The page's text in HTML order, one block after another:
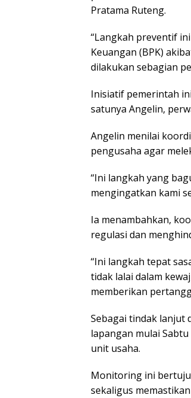
Pratama Ruteng.
“Langkah preventif
Keuangan (BPK)
dilakukan sebagian
Inisiatif pemerintah
satunya Angelin,
Angelin menilai
pengusaha agar
“Ini langkah yang
mengingatkan kami
Ia menambahkan,
regulasi dan
“Ini langkah tepat
tidak lalai dalam
memberikan
Sebagai tindak lanjut
lapangan mulai
unit usaha.
Monitoring ini
sekaligus